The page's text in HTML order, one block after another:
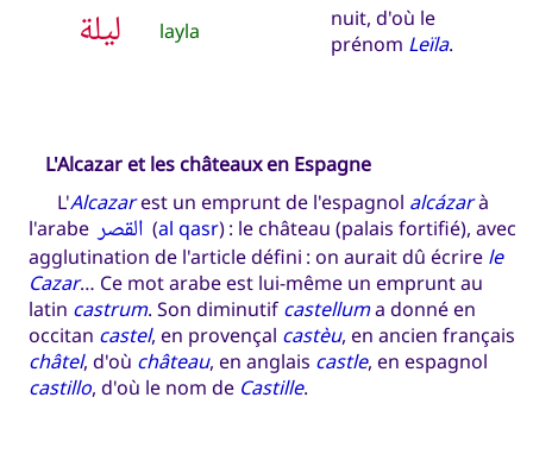
ليلة layla
nuit, d'où le
prénom Leïla.
L'Alcazar et les châteaux en Espagne
L'Alcazarest un emprunt de l'espagnol alcázarà
l'arabe القصر (al qasr) : le château (palais fortifié), avec
agglutination de l'article défini : on aurait dû écrire le
Cazar… Ce mot arabe est lui-même un emprunt au
latin castrum. Son diminutif castelluma donné en
occitan castel, en provençal castèu, en ancien français
châtel, d'où château, en anglais castle, en espagnol
castillo, d'où le nom de Castille.